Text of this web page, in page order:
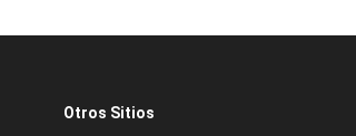
Otros Sitios